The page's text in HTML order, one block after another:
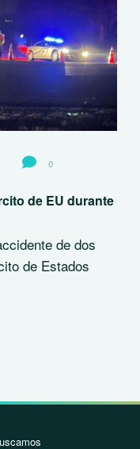
0
de EU durante
de dos
de Estados